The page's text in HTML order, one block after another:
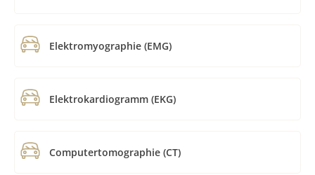
Elektromyographie (EMG)
Elektrokardiogramm (EKG)
Computertomographie (CT)